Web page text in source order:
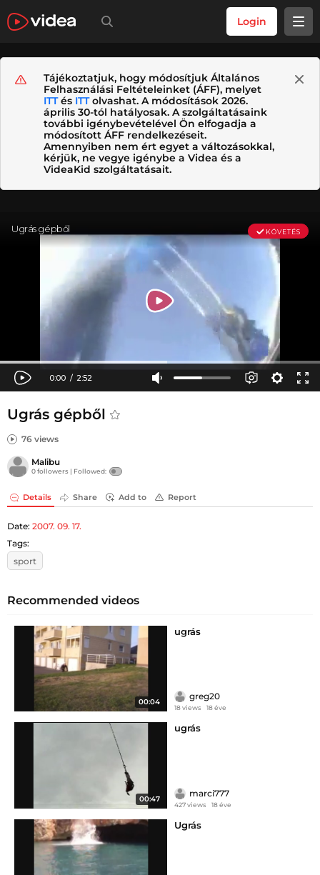
Login
Tájékoztatjuk, hogy módosítjuk Általános
Felhasználási Feltételeinket (ÁFF), melyet
ITTés ITTolvashat. A módosítások 2026.
április 30-tól hatályosak. A szolgáltatásaink
további igénybevételével Ön elfogadja a
módosított ÁFF rendelkezéseit.
Amennyiben nem ért egyet a változásokkal,
kérjük, ne vegye igénybe a Videa és a
VideaKid szolgáltatásait.
Ugrás gépből
76 views
Malibu
0 followers | Followed:
Details Share Add to Report
Date: 2007. 09. 17.
Tags:
sport
Recommended videos
00:04
ugrás
greg20
18 views 18 éve
00:47
ugrás
marci777
427 views 18 éve
Ugrás